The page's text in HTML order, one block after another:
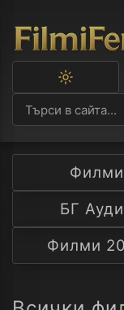
тъмна
тема
Филми
БГ
Филми